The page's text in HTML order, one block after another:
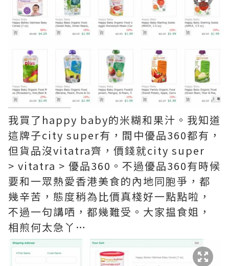
我買了happy baby的米糊和果汁。我知道
這牌子city super有，間中優品360都有，
但貨品沒vitatra齊，價錢就city super
> vitatra > 優品360。不過優品360有時候
要和一眾熱愛香港美食的內地同胞爭，都
幾辛苦，態度稍為比價真棧好一點點啦，
不過一句講哂，都幾難受。大家揾食姐，
相煎何太急丫…